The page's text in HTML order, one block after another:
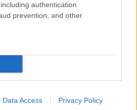
authentication
prevention, and other
Data Access Privacy Policy
en lo que resta de temporada con
Según ha anunciado el club, el
meses. Kevin será el encargado